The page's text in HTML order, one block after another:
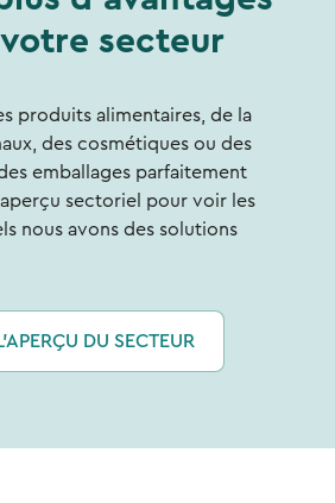
secteur
produits alimentaires, de la
des cosmétiques ou des
emballages parfaitement
sectoriel pour voir les
nous avons des solutions
DU SECTEUR